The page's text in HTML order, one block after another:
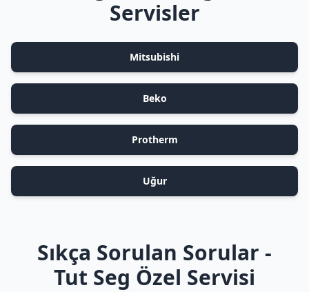
Servisler
Mitsubishi
Beko
Protherm
Uğur
Sıkça Sorulan Sorular -
Tut Seg Özel Servisi